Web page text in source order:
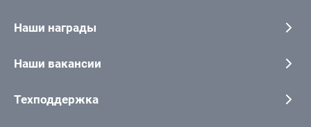
Наши награды
Наши вакансии
Техподдержка